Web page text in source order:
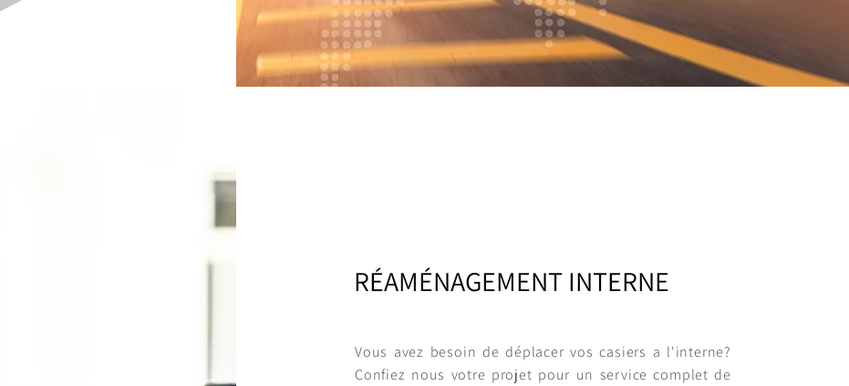
RÉAMÉNAGEMENT INTERNE
Vous avez besoin de déplacer vos casiers a l'interne?
Confiez nous votre projet pour un service complet de